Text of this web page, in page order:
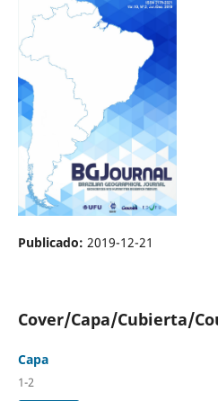
Publicado: 2019-12-21
Cover/Capa/Cubierta/
Capa
1-2